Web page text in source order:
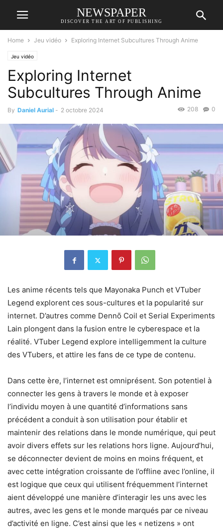
NEWSPAPER
DISCOVER THE ART OF PUBLISHING
Home Jeu vidéo Exploring Internet Subcultures Through Anime
Jeu vidéo
Exploring Internet
Subcultures Through Anime
By Daniel Aurial - 2 octobre 2024 0
208
Les anime récents tels que Mayonaka Punch et VTuber
Legend explorent ces sous-cultures et la popularité sur
internet. D’autres comme Dennō Coil et Serial Experiments
Lain plongent dans la fusion entre le cyberespace et la
réalité. VTuber Legend explore intelligemment la culture
des VTubers, et attire les fans de ce type de contenu.
Dans cette ère, l’internet est omniprésent. Son potentiel à
connecter les gens à travers le monde et à exposer
l’individu moyen à une quantité d’informations sans
précédent a conduit à son utilisation pour établir et
maintenir des relations dans le monde numérique, qui peut
avoir divers effets sur les relations hors ligne. Aujourd’hui,
se déconnecter devient de moins en moins fréquent, et
avec cette intégration croissante de l’offline avec l’online, il
est logique que ceux qui utilisent fréquemment l’internet
aient développé une manière d’interagir les uns avec les
autres, avec les gens et le monde marqués par ce niveau
d’activité en ligne. C’est ainsi que les « netizens » ont